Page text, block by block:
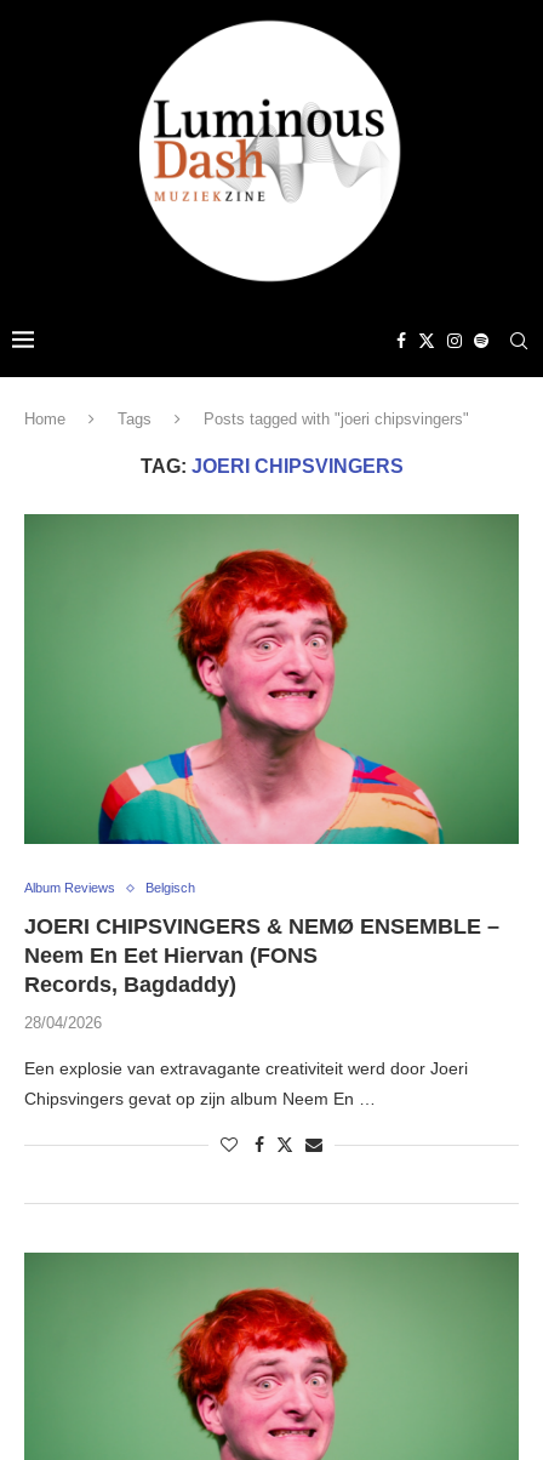
Home Tags Posts tagged with "joeri chipsvingers"
TAG: JOERI CHIPSVINGERS
Album Reviews Belgisch
JOERI CHIPSVINGERS & NEMØ ENSEMBLE –
Neem En Eet Hiervan (FONS
Records, Bagdaddy)
28/04/2026
Een explosie van extravagante creativiteit werd door Joeri
Chipsvingers gevat op zijn album Neem En …